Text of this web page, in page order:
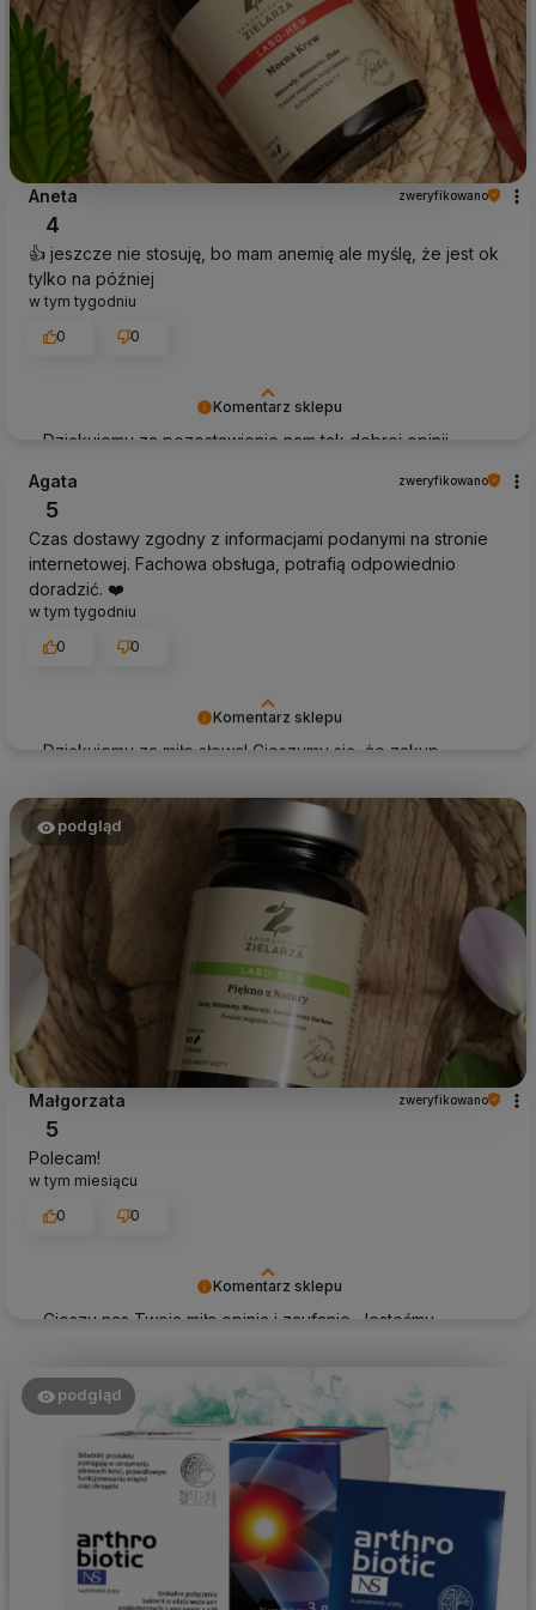
Komentarz sklepu
Dziękujemy za pozostawienie nam tak dobrej opinii.
recenzja potwierdza nasze wysiłki - dziękujemy raz
jeszcze i mamy nadzieję - do szybkiego zobaczenia!
Aneta zweryfikowano
4
👍️ jeszcze nie stosuję, bo mam anemię ale myślę, że jest ok
tylko na później
w tym tygodniu
0
0
Komentarz sklepu
Dziękujemy za miłe słowa! Cieszymy się, że zakup
odpowiednią obsługę tak świetnym klientom. Dziękujemy
raz jeszcze!
Agata zweryfikowano
5
Czas dostawy zgodny z informacjami podanymi na stronie
internetowej. Fachowa obsługa, potrafią odpowiednio
doradzić. ❤️
w tym tygodniu
0
0
Komentarz sklepu
Cieszy nas Twoja miła opinia i zaufanie. Jesteśmy
podgląd
Małgorzata zweryfikowano
5
Polecam!
w tym miesiącu
0
0
podgląd